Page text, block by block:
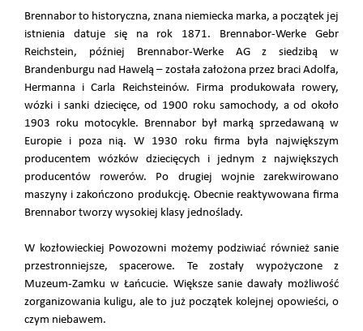
Brennabor to historyczna, znana niemiecka marka, a początek jej
istnienia datuje się na rok 1871. Brennabor-Werke Gebr
Reichstein, później Brennabor-Werke AG z siedzibą w
Brandenburgu nad Hawelą – została założona przez braci Adolfa,
Hermanna i Carla Reichsteinów. Firma produkowała rowery,
wózki i sanki dziecięce, od 1900 roku samochody, a od około
1903 roku motocykle. Brennabor był marką sprzedawaną w
Europie i poza nią. W 1930 roku firma była największym
producentem wózków dziecięcych i jednym z największych
producentów rowerów. Po drugiej wojnie zarekwirowano
maszyny i zakończono produkcję. Obecnie reaktywowana firma
Brennabor tworzy wysokiej klasy jednoślady.
W kozłowieckiej Powozowni możemy podziwiać również sanie
przestronniejsze, spacerowe. Te zostały wypożyczone z
Muzeum-Zamku w Łańcucie. Większe sanie dawały możliwość
zorganizowania kuligu, ale to już początek kolejnej opowieści, o
czym niebawem.